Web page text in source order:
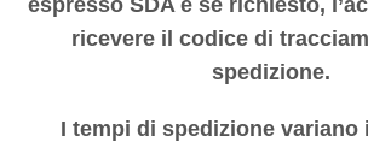
espresso SDA e se richiesto,
ricevere il codice di
spedizione.
I tempi di spedizione variano